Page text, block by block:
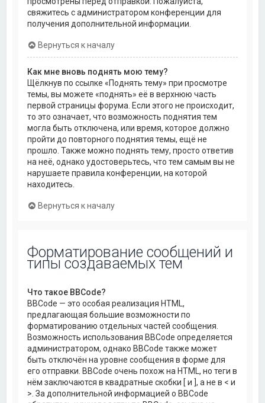
свяжитесь с администратором конференции для
получения дополнительной информации.
Вернуться к началу
Как мне вновь поднять мою тему?
Щёлкнув по ссылке «Поднять тему» при просмотре
темы, вы можете «поднять» её в верхнюю часть
первой страницы форума. Если этого не происходит,
то это означает, что возможность поднятия тем
могла быть отключена, или время, которое должно
пройти до повторного поднятия темы, ещё не
прошло. Также можно поднять тему, просто ответив
на неё, однако удостоверьтесь, что тем самым вы не
нарушаете правила конференции, на которой
находитесь.
Вернуться к началу
Форматирование сообщений и
типы создаваемых тем
Что такое BBCode?
BBCode — это особая реализация HTML,
предлагающая большие возможности по
форматированию отдельных частей сообщения.
Возможность использования BBCode определяется
администратором, однако BBCode также может
быть отключён на уровне сообщения в форме для
его отправки. BBCode очень похож на HTML, но теги в
нём заключаются в квадратные скобки [ и ], а не в < и
>. За дополнительной информацией о BBCode